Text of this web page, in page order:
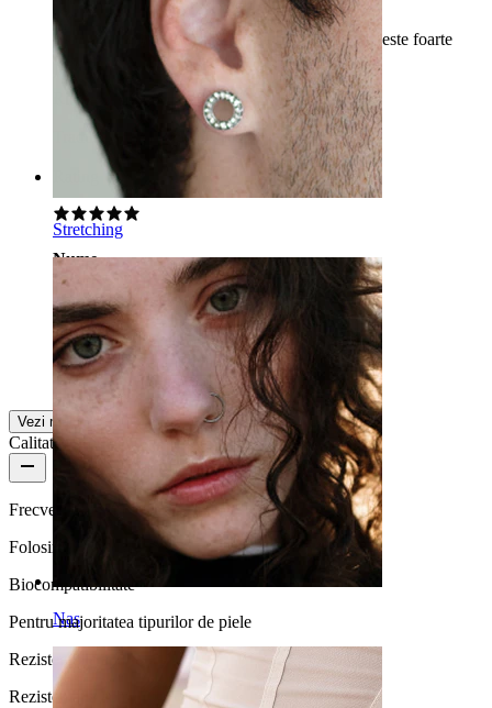
Stretching
Nas
Este puțin greu, așa că atârnă puțin, dar, în rest, este foarte
frumos!
Rikke Achiziție verificată
Tradus prin AI Arată original
Nume
Sunt tari :D
Malica Achiziție verificată
Tradus prin AI Arată original
Vezi mai multe
Calitatea produsului
Frecvență purtare
Folosire ocazională
Biocompatibilitate
Pentru majoritatea tipurilor de piele
Rezistență la apă
Rezistentă la apă